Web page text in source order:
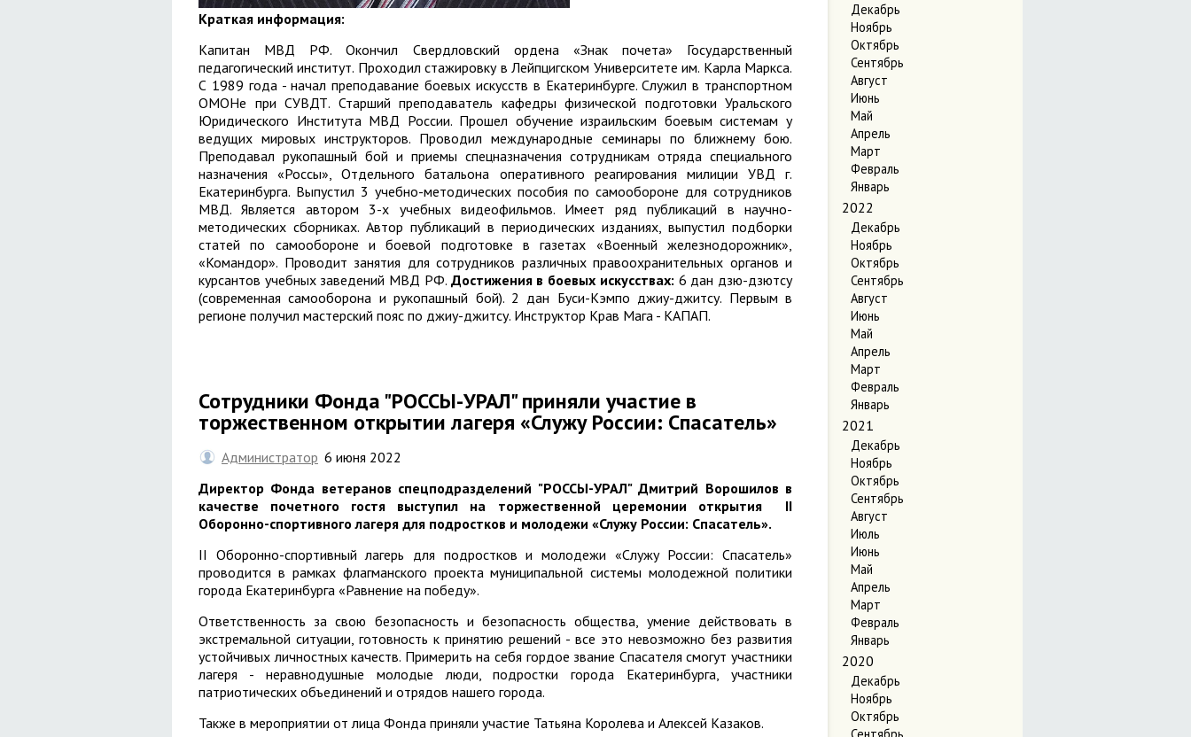
Декабрь
Ноябрь
Октябрь
Сентябрь
Август
Июнь
Май
Апрель
Март
Февраль
Январь
2022
Декабрь
Ноябрь
Октябрь
Сентябрь
Август
Июнь
Май
Апрель
Март
Февраль
Январь
2021
Декабрь
Ноябрь
Октябрь
Сентябрь
Август
Июль
Июнь
Май
Апрель
Март
Февраль
Январь
2020
Декабрь
Ноябрь
Октябрь
Краткая информация:
Капитан МВД РФ. Окончил Свердловский ордена «Знак почета» Государственный
педагогический институт. Проходил стажировку в Лейпцигском Университете им. Карла Маркса.
С 1989 года - начал преподавание боевых искусств в Екатеринбурге. Служил в транспортном
ОМОНе при СУВДТ. Старший преподаватель кафедры физической подготовки Уральского
Юридического Института МВД России. Прошел обучение израильским боевым системам у
ведущих мировых инструкторов. Проводил международные семинары по ближнему бою.
Преподавал рукопашный бой и приемы спецназначения сотрудникам отряда специального
назначения «Россы», Отдельного батальона оперативного реагирования милиции УВД г.
Екатеринбурга. Выпустил 3 учебно-методических пособия по самообороне для сотрудников
МВД. Является автором 3-х учебных видеофильмов. Имеет ряд публикаций в научно-
методических сборниках. Автор публикаций в периодических изданиях, выпустил подборки
статей по самообороне и боевой подготовке в газетах «Военный железнодорожник»,
«Командор». Проводит занятия для сотрудников различных правоохранительных органов и
курсантов учебных заведений МВД РФ. Достижения в боевых искусствах: 6 дан дзю-дзютсу
(современная самооборона и рукопашный бой). 2 дан Буси-Кэмпо джиу-джитсу. Первым в
регионе получил мастерский пояс по джиу-джитсу. Инструктор Крав Мага - КАПАП.
Сотрудники Фонда "РОССЫ-УРАЛ" приняли участие в
торжественном открытии лагеря «Служу России: Спасатель»
Администратор 6 июня 2022
Директор Фонда ветеранов спецподразделений "РОССЫ-УРАЛ" Дмитрий Ворошилов в
качестве почетного гостя выступил на торжественной церемонии открытия II
Оборонно-спортивного лагеря для подростков и молодежи «Служу России: Спасатель».
II Оборонно-спортивный лагерь для подростков и молодежи «Служу России: Спасатель»
проводится в рамках флагманского проекта муниципальной системы молодежной политики
города Екатеринбурга «Равнение на победу».
Ответственность за свою безопасность и безопасность общества, умение действовать в
экстремальной ситуации, готовность к принятию решений - все это невозможно без развития
устойчивых личностных качеств. Примерить на себя гордое звание Спасателя смогут участники
лагеря - неравнодушные молодые люди, подростки города Екатеринбурга, участники
патриотических объединений и отрядов нашего города.
Также в мероприятии от лица Фонда приняли участие Татьяна Королева и Алексей Казаков.